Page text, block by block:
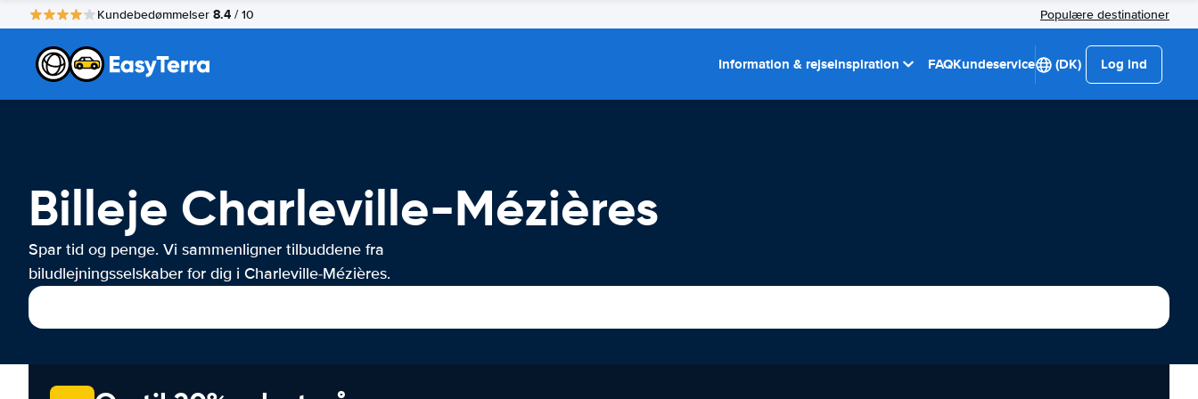
Kundebedømmelser 8.4 / 10 Populære destinationer
Information & rejseinspiration FAQKundeservice (DK) Log ind
Billeje Charleville-Mézières
Spar tid og penge. Vi sammenligner tilbuddene fra
biludlejningsselskaber for dig i Charleville-Mézières.